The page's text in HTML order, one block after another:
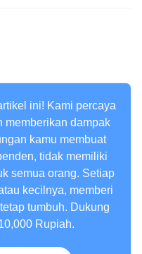
ini! Kami percaya
memberikan dampak
kamu membuat
tidak memiliki
semua orang. Setiap
kecilnya, memberi
tumbuh. Dukung
Rupiah.